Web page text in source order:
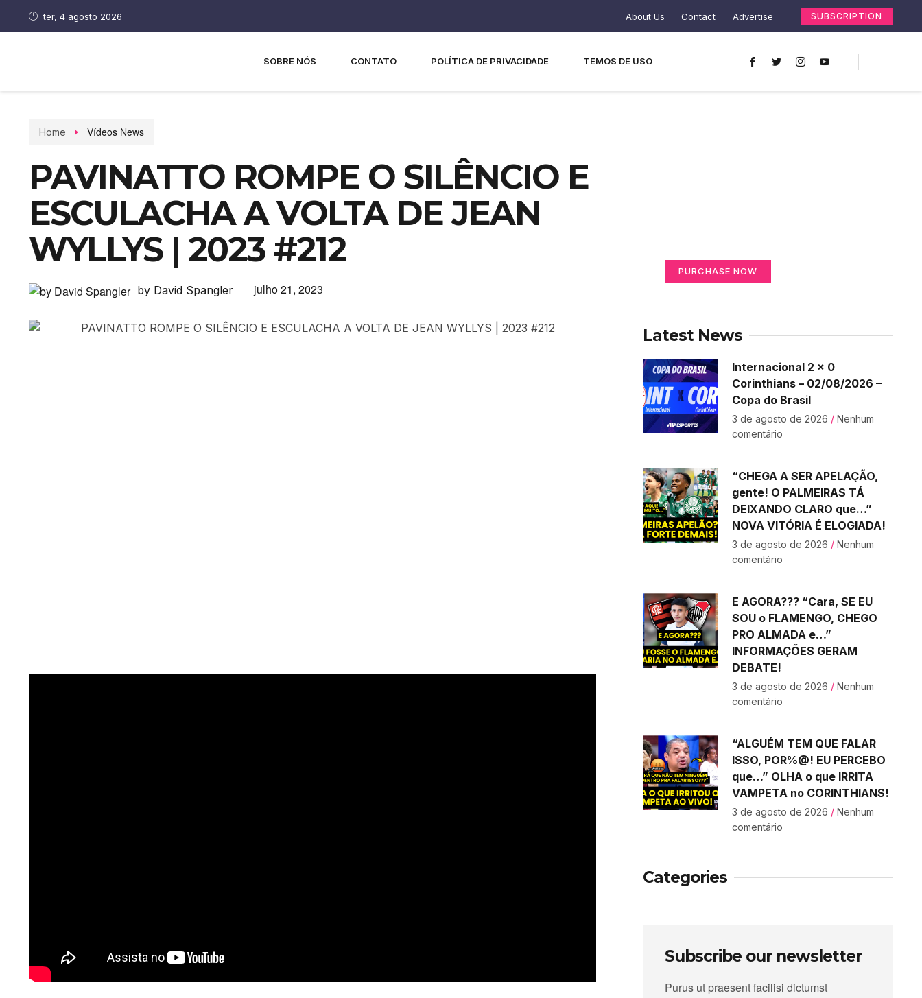
ter, 4 agosto 2026 About Us Contact Advertise SUBSCRIPTION
SOBRE NÓS CONTATO POLÍTICA DE PRIVACIDADE TEMOS DE USO
Home Vídeos News
PAVINATTO ROMPE O SILÊNCIO E
ESCULACHA A VOLTA DE JEAN
WYLLYS | 2023 #212
by David Spangler julho 21, 2023
PURCHASE NOW
Latest News
Internacional 2 x 0
Corinthians – 02/08/2026 –
Copa do Brasil
3 de agosto de 2026 Nenhum
comentário
“CHEGA A SER APELAÇÃO,
gente! O PALMEIRAS TÁ
DEIXANDO CLARO que…”
NOVA VITÓRIA É ELOGIADA!
3 de agosto de 2026 Nenhum
comentário
E AGORA??? “Cara, SE EU
SOU o FLAMENGO, CHEGO
PRO ALMADA e…”
INFORMAÇÕES GERAM
DEBATE!
3 de agosto de 2026 Nenhum
comentário
“ALGUÉM TEM QUE FALAR
ISSO, POR%@! EU PERCEBO
que…” OLHA o que IRRITA
VAMPETA no CORINTHIANS!
3 de agosto de 2026 Nenhum
comentário
Categories
Subscribe our newsletter
Purus ut praesent facilisi dictumst